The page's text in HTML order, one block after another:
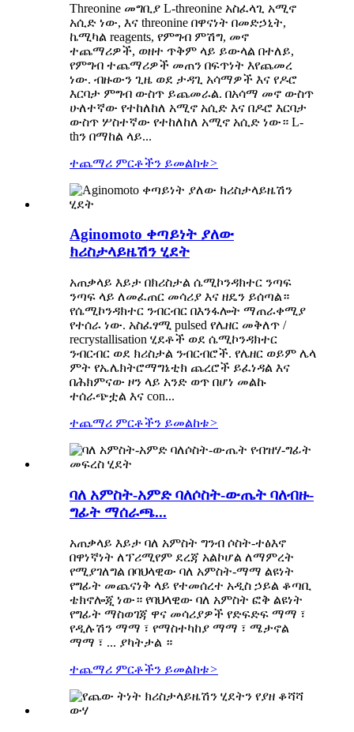
Threonine መግቢያ L-threonine አስፈላጊ አሚኖ
አሲድ ነው, እና threonine በዋናነት በመድኃኒት,
ኬሚካል reagents, የምግብ ምሽግ, መኖ
ተጨማሪዎች, ወዘተ ጥቅም ላይ ይውላል በተለይ,
የምግብ ተጨማሪዎች መጠን በፍጥነት እየጨመረ
ነው. ብዙውን ጊዜ ወደ ታዳጊ አሳማዎች እና የዶሮ
እርባታ ምግብ ውስጥ ይጨመራል. በአሳማ መኖ ውስጥ
ሁለተኛው የተከለከለ አሚኖ አሲድ እና በዶሮ እርባታ
ውስጥ ሦስተኛው የተከለከለ አሚኖ አሲድ ነው። L-
thን በማከል ላይ...
ተጨማሪ ምርቶችን ይመልከቱ>
Aginomoto ቀጣይነት ያለው
ክሪስታላይዜሽን ሂደት
አጠቃላይ እይታ በክሪስታል ሴሚኮንዳክተር ንጣፍ
ንጣፍ ላይ ለመፈጠር መሳሪያ እና ዘዴን ይሰጣል።
የሴሚኮንዳክተር ንብርብር በእንፋሎት ማጠራቀሚያ
የተሰራ ነው. አስፈፃሚ pulsed የሌዘር መቅለጥ /
recrystallisation ሂደቶች ወደ ሴሚኮንዳክተር
ንብርብር ወደ ክሪስታል ንብርብሮች. የሌዘር ወይም ሌላ
ምት የኤሌክትሮማግኔቲክ ጨረሮች ይፈነዳል እና
በሕክምናው ዞን ላይ አንድ ወጥ በሆነ መልኩ
ተሰራጭቷል እና con...
ተጨማሪ ምርቶችን ይመልከቱ>
ባለ አምስት-አምድ ባለሶስት-ውጤት ባለብዙ-
ግፊት ማሰራጫ...
አጠቃላይ እይታ ባለ አምስት ግንብ ሶስት-ተፅእኖ
በዋነኛነት ለፕሪሚየም ደረጃ አልኮሆል ለማምረት
የሚያገለግል በባህላዊው ባለ አምስት-ማማ ልዩነት
የግፊት መጨናነቅ ላይ የተመሰረተ አዲስ ኃይል ቆጣቢ
ቴክኖሎጂ ነው። የባህላዊው ባለ አምስት ፎቅ ልዩነት
የግፊት ማስወገጃ ዋና መሳሪያዎች የድፍድፍ ማማ ፣
የዲሉሽን ማማ ፣ የማስተካከያ ማማ ፣ ሜታኖል
ማማ ፣ ... ያካትታል ።
ተጨማሪ ምርቶችን ይመልከቱ>